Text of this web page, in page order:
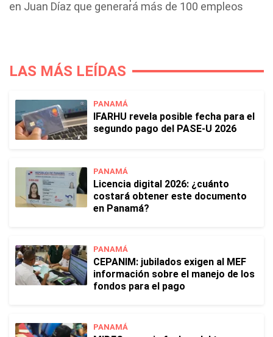
en Juan Díaz que generará más de 100 empleos
LAS MÁS LEÍDAS
PANAMÁ
IFARHU revela posible fecha para el
segundo pago del PASE-U 2026
PANAMÁ
Licencia digital 2026: ¿cuánto
costará obtener este documento
en Panamá?
PANAMÁ
CEPANIM: jubilados exigen al MEF
información sobre el manejo de los
fondos para el pago
PANAMÁ